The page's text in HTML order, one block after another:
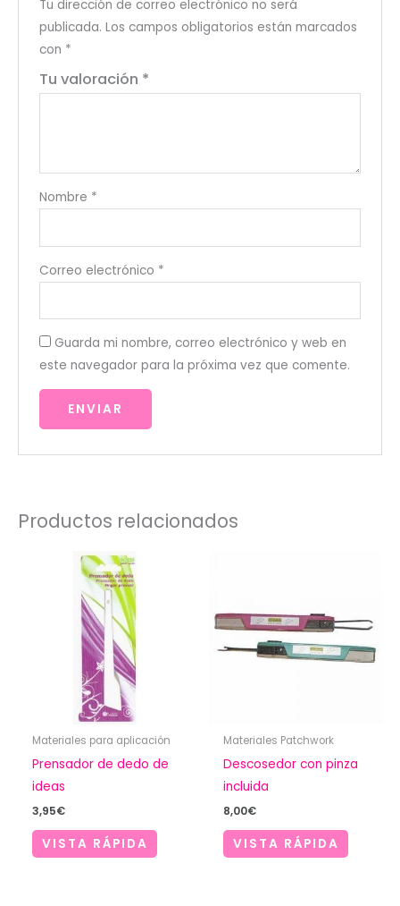
Tu dirección de correo electrónico no será
publicada. Los campos obligatorios están marcados
con *
Tu valoración *
Nombre *
Correo electrónico *
Guarda mi nombre, correo electrónico y web en
este navegador para la próxima vez que comente.
Productos relacionados
Materiales para aplicación
Prensador de dedo de
ideas
3,95€
VISTA RÁPIDA
Materiales Patchwork
Descosedor con pinza
incluida
8,00€
VISTA RÁPIDA